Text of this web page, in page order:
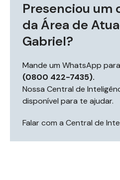
Presenciou um
da Área de
Gabriel?
Mande um WhatsApp para
(0800 422-7435).
Nossa Central de
disponível para te ajudar.
Falar com a Central de